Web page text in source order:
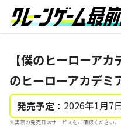
【僕のヒーローア
のヒーローアカデ
発売予定： 2026年1月7
※実際の発売日はサービスをご確認ください。